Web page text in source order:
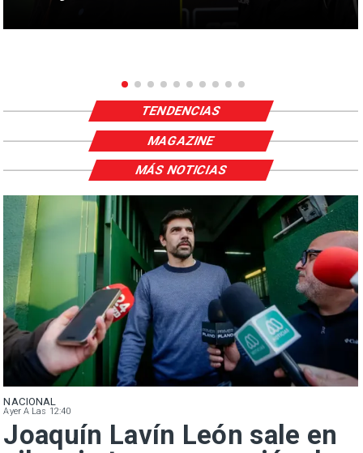
TENDENCIAS
MAGAZINE
NACIONAL
Ayer A Las 12:40
Joaquín Lavín León sale en
MÁS NOTICIAS